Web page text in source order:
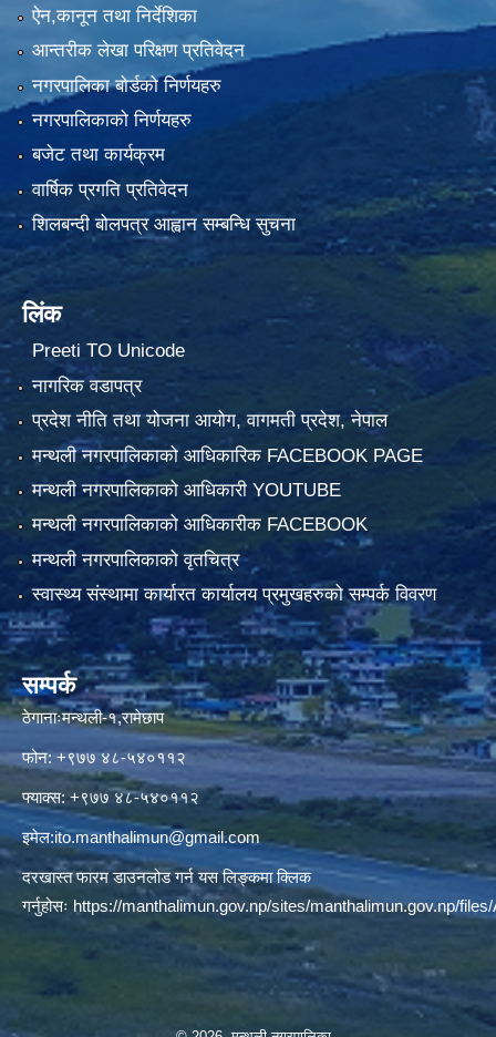
ऐन,कानून तथा निर्देशिका
आन्तरीक लेखा परिक्षण प्रतिवेदन
नगरपालिका बोर्डको निर्णयहरु
नगरपालिकाको निर्णयहरु
बजेट तथा कार्यक्रम
वार्षिक प्रगति प्रतिवेदन
शिलबन्दी बोलपत्र आह्वान सम्बन्धि सुचना
लिंक
Preeti TO Unicode
नागरिक वडापत्र
प्रदेश नीति तथा योजना आयोग, वागमती प्रदेश, नेपाल
मन्थली नगरपालिकाको आधिकारिक FACEBOOK PAGE
मन्थली नगरपालिकाको आधिकारी YOUTUBE
मन्थली नगरपालिकाको आधिकारीक FACEBOOK
मन्थली नगरपालिकाको वृतचित्र
स्वास्थ्य संस्थामा कार्यारत कार्यालय प्रमुखहरुको सम्पर्क विवरण
सम्पर्क
ठेगानाःमन्थली-१,रामेछाप
फोन: +९७७ ४८-५४०११२
फ्याक्स: +९७७ ४८-५४०११२
इमेल:ito.manthalimun@gmail.com
दरखास्त फारम डाउनलोड गर्न यस लिङ्कमा क्लिक
गर्नुहोसः https://manthalimun.gov.np/sites/manthalimun.gov.np/